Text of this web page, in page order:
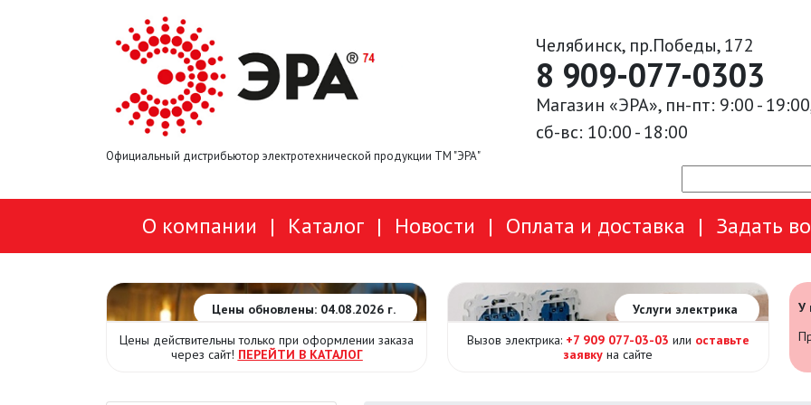
Официальный дистрибьютор электротехнической продукции ТМ "ЭРА"
Челябинск, пр.Победы, 172
8 909-077-0303
Магазин «ЭРА», пн-пт: 9:00 -
сб-вс: 10:00 - 18:00
О компании | Каталог | Новости | Оплата и доставка | Задать
Цены обновлены: 04.08.2026 г.
Цены действительны только при оформлении заказа
через сайт! ПЕРЕЙТИ В КАТАЛОГ
Услуги электрика
Вызов электрика: +7 909 077-03-03 или оставьте
заявку на сайте
У